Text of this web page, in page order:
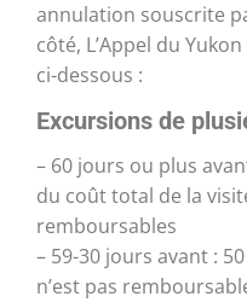
annulation souscrite
côté, L’Appel du
ci-dessous :
Excursions de
– 60 jours ou plus
du coût total de la
remboursables
– 59-30 jours avant :
n’est pas